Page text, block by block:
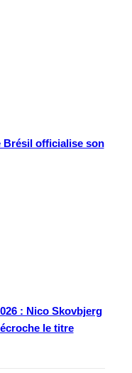
Brésil officialise son
: Nico Skovbjerg
le titre